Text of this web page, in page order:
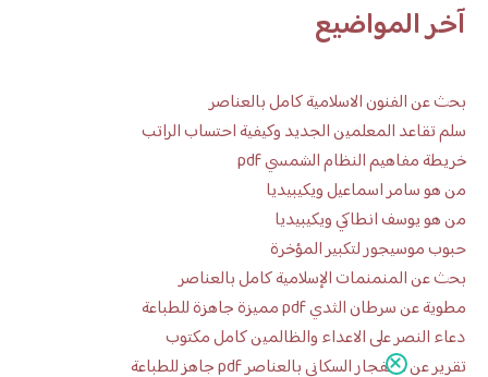
آخر المواضيع
بحث عن الفنون الاسلامية كامل بالعناصر
سلم تقاعد المعلمين الجديد وكيفية احتساب الراتب
خريطة مفاهيم النظام الشمسي pdf
من هو سامر اسماعيل ويكيبيديا
من هو يوسف انطاكي ويكيبيديا
حبوب موسيجور لتكبير المؤخرة
بحث عن المنمنمات الإسلامية كامل بالعناصر
مطوية عن سرطان الثدي pdf مميزة جاهزة للطباعة
دعاء النصر على الاعداء والظالمين كامل مكتوب
تقرير عن الانفجار السكاني بالعناصر pdf جاهز للطباعة